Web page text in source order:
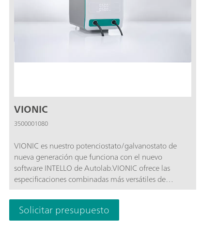
VIONIC
3500001080
VIONIC es nuestro potenciostato/galvanostato de
nueva generación que funciona con el nuevo
software INTELLO de Autolab.VIONIC ofrece las
especificaciones combinadas más versátiles de
cualquier aparato individual actualmente en el
mercado.Tensión disponible: ± 50 V; Corriente
estándar: ± 6 A; Frecuencia EIS: hasta 10 MHz;
Intervalo de muestreo: hasta 1 µs; También se
Solicitar presupuesto